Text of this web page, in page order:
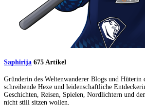
Saphirija 675 Artikel
Gründerin des Weltenwanderer Blogs und Hüterin
schreibende Hexe und leidenschaftliche
Geschichten, Reisen, Spielen, Nordlichtern und
nicht still sitzen wollen.